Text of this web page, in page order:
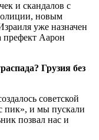
и скандалов с
новым
уже назначен
префект Аарон
Грузия без
советской
пик», и мы пускали
позвал нас и